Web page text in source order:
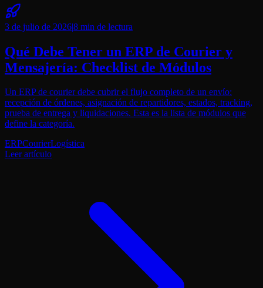
3 de julio de 2026|8 min de lectura
Qué Debe Tener un ERP de Courier y
Mensajería: Checklist de Módulos
Un ERP de courier debe cubrir el flujo completo de un envío:
recepción de órdenes, asignación de repartidores, estados, tracking,
prueba de entrega y liquidaciones. Esta es la lista de módulos que
define la categoría.
ERPCourierLogística
Leer artículo